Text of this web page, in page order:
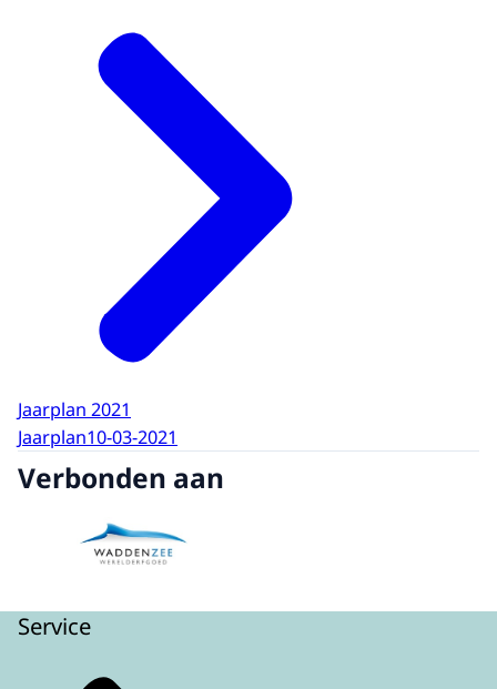
Jaarplan 2021
Jaarplan10-03-2021
Verbonden aan
Service